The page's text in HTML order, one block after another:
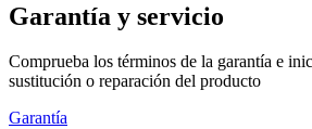
Garantía y servicio
Comprueba los términos de la garantía e
sustitución o reparación del producto
Garantía